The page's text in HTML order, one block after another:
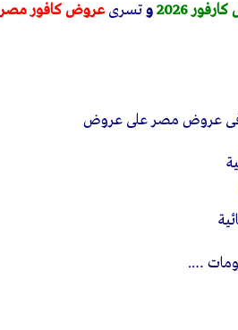
2026 وتسرىعروض كافور مصر
عروض مصر على عروض
….